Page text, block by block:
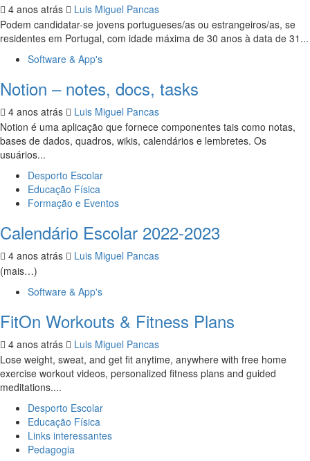
4 anos atrás
Luis Miguel Pancas
Podem candidatar-se jovens portugueses/as ou estrangeiros/as, se
residentes em Portugal, com idade máxima de 30 anos à data de 31...
Software & App's
Notion – notes, docs, tasks
4 anos atrás
Luis Miguel Pancas
Notion é uma aplicação que fornece componentes tais como notas,
bases de dados, quadros, wikis, calendários e lembretes. Os
usuários...
Desporto Escolar
Educação Física
Formação e Eventos
Calendário Escolar 2022-2023
4 anos atrás
Luis Miguel Pancas
(mais…)
Software & App's
FitOn Workouts & Fitness Plans
4 anos atrás
Luis Miguel Pancas
Lose weight, sweat, and get fit anytime, anywhere with free home
exercise workout videos, personalized fitness plans and guided
meditations....
Desporto Escolar
Educação Física
Links interessantes
Pedagogia